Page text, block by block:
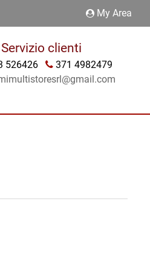
My Area
Servizio clienti
526426
371 4982479